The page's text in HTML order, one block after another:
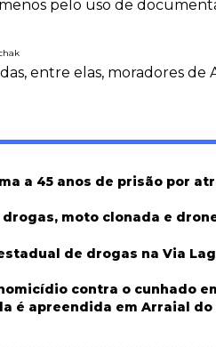
pelo uso de
entre elas, moradores de
a 45 anos de prisão por
moto clonada e
de drogas na Via
contra o cunhado
é apreendida em Arraial do